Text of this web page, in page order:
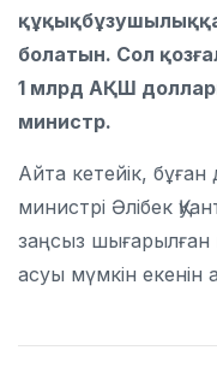
болатын. Сол
1 млрд АҚШ
министр.
Айта кетейік,
министрі Әлібек
заңсыз
асуы мүмкін екенін